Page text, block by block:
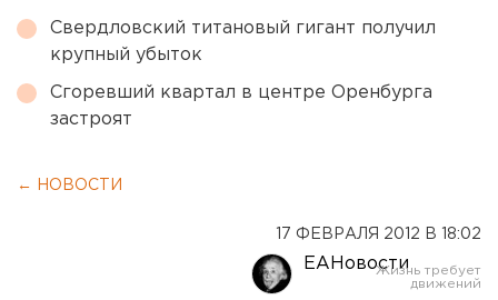
Свердловский титановый гигант получил
крупный убыток
Сгоревший квартал в центре Оренбурга
застроят
← НОВОСТИ
17 ФЕВРАЛЯ 2012 В 18:02
ЕАНовости